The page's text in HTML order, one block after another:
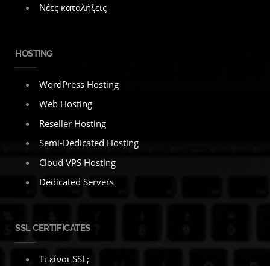
Νέες καταλήξεις
HOSTING
WordPress Hosting
Web Hosting
Reseller Hosting
Semi-Dedicated Hosting
Cloud VPS Hosting
Dedicated Servers
SSL CERTIFICATES
Τι είναι SSL;